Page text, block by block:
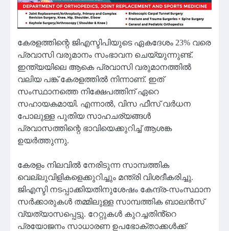
കേരളത്തിന്റെ ജിഎസ്ടിപിയുടെ ഏകദേശം 23% വരെ
പ്രവാസി വരുമാനം സംഭാവന ചെയ്യുന്നുണ്ട്.
ഇന്ത്യയിലെ ആകെ പ്രവാസി വരുമാനത്തിൽ
വലിയ പങ്ക് കേരളത്തിൽ നിന്നാണ്. ഇത്
സംസ്ഥാനത്തെ നിക്ഷേപത്തിന് ഏറെ
സഹായകമായി. എന്നാൽ, വിസ ഫീസ് വർധന
പോലുള്ള പുതിയ സാഹചര്യങ്ങൾ
പ്രവാസത്തിന്റെ ഭാവിയെക്കുറിച്ച് ആശങ്ക
ഉയർത്തുന്നു.
കേരളം നിലവിൽ നേരിടുന്ന സാമ്പത്തിക
വെല്ലുവിളികളെക്കുറിച്ചും മന്ത്രി വിശദീകരിച്ചു.
ജിഎസ്ടി നടപ്പാക്കിയതിനുശേഷം കേന്ദ്ര-സംസ്ഥാന
സർക്കാരുകൾ തമ്മിലുള്ള സാമ്പത്തിക ബാലൻസ്
വ്യത്യാസപ്പെട്ടു. റേറ്റുകൾ കുറച്ചതിൻ്റെ
പ്രയോജനം സാധാരണ ഉപഭോക്താക്കൾക്ക്